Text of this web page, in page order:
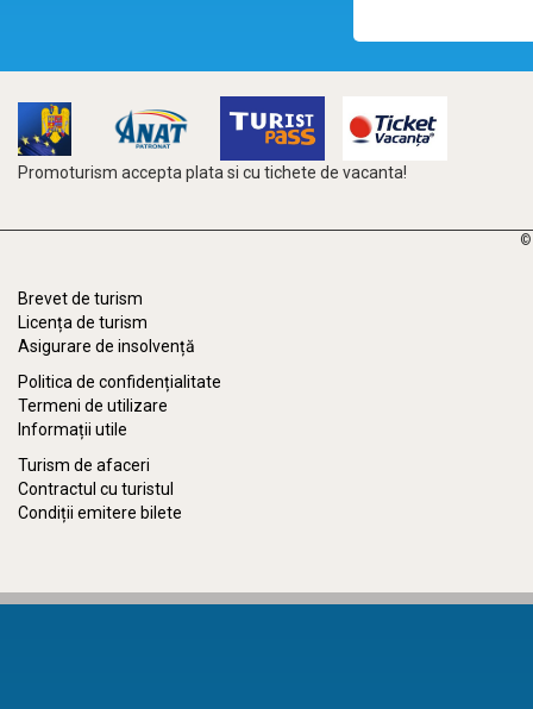
Promoturism accepta plata si cu tichete de vacanta!
©
Brevet de turism
Licența de turism
Asigurare de insolvență
Politica de confidențialitate
Termeni de utilizare
Informații utile
Turism de afaceri
Contractul cu turistul
Condiții emitere bilete